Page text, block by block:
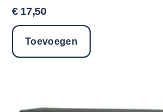
€17,50
Toevoegen